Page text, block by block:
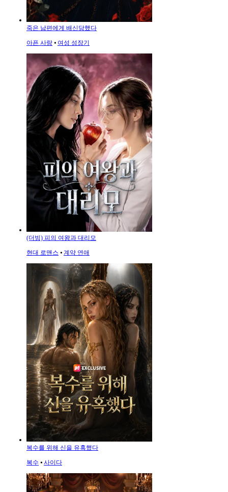
죽은 남편에게 배신당했다
아픈 사랑 ⦁ 여성 성장기
(더빙) 피의 여왕과 대리모
현대 로맨스 ⦁ 계약 연애
복수를 위해 신을 유혹했다
복수 ⦁ 사이다